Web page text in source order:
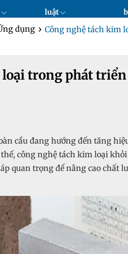
luật
dụng Công nghệ tách kim
trong phát
cầu đang hướng đến tăng
công nghệ tách kim loại
quan trọng để nâng cao chất